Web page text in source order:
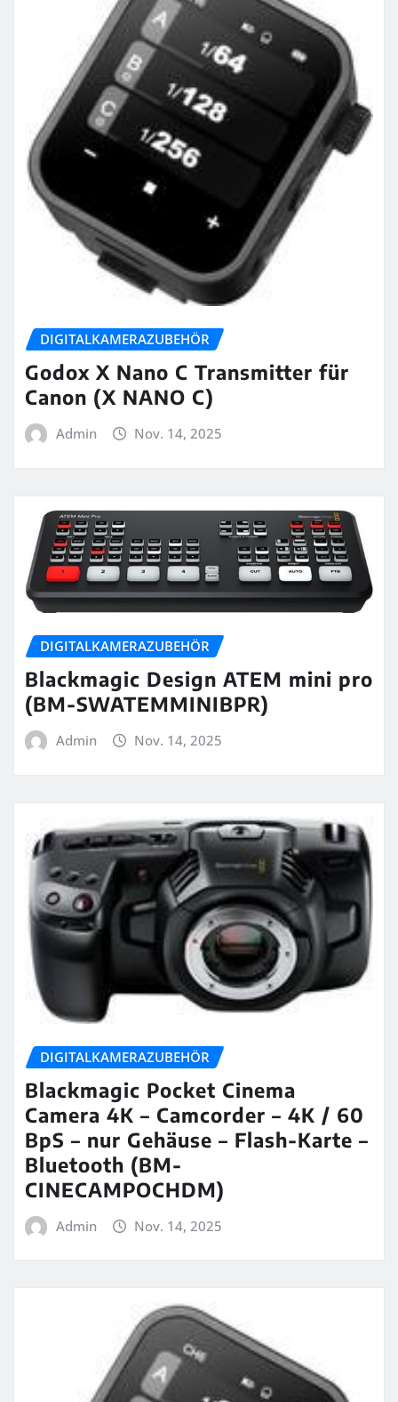
DIGITALKAMERAZUBEHÖR
Godox X Nano C Transmitter für
Canon (X NANO C)
Admin Nov. 14, 2025
DIGITALKAMERAZUBEHÖR
Blackmagic Design ATEM mini pro
(BM-SWATEMMINIBPR)
Admin Nov. 14, 2025
DIGITALKAMERAZUBEHÖR
Blackmagic Pocket Cinema
Camera 4K – Camcorder – 4K / 60
BpS – nur Gehäuse – Flash-Karte –
Bluetooth (BM-
CINECAMPOCHDM)
Admin Nov. 14, 2025